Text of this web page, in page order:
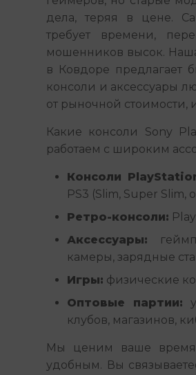
дела, теряя в цене.
требует времени,
мошенников высок.
в Ковдоре предлагает
консоли и аксессуары
от рыночной стоимости,
Какие консоли Sony
работаем с широким
Консоли
PS3 (Slim, Super Slim,
Ретро-консоли:
Аксессуары:
камеры, зарядные
Игры: физические
Оптовые партии:
клубов, магазинов,
Мы ценим ваше время
удобным. Вы